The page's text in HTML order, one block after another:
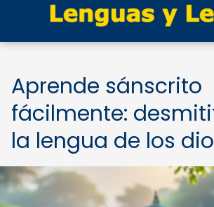
Aprende sánscrito
fácilmente:
la lengua de los